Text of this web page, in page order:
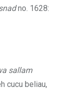
no. 1628:
sallam
cucu beliau,